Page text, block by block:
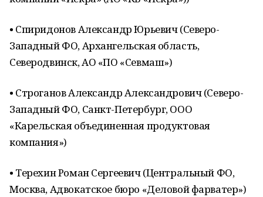
• Спиридонов Александр Юрьевич (Северо-
Западный ФО, Архангельская область,
Северодвинск, АО «ПО «Севмаш»)
• Строганов Александр Александрович (Северо-
Западный ФО, Санкт-Петербург, ООО
«Карельская объединенная продуктовая
компания»)
• Терехин Роман Сергеевич (Центральный ФО,
Москва, Адвокатское бюро «Деловой фарватер»)